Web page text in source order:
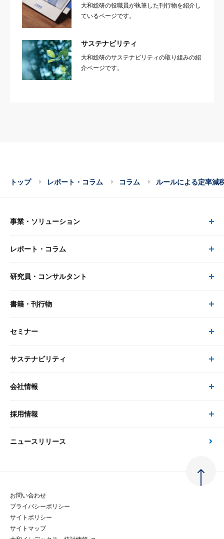
大和総研の役職員が執筆した刊行物を紹介し
ているページです。
サステナビリティ
大和総研のサステナビリティの取り組みの紹
介ページです。
トップ レポート・コラム コラム ルールによる定率減
事業・ソリューション
事業・ソリューション トップ
リサーチ
大和総研の強み
先端テクノロジーに基づく新たな価値の創出
レポート・コラム
レポート・コラム トップ
最新のレポート・コラム
政策分析
金融経済教育等
研究員・コンサルタント
研究員・コンサルタント トップ
研究員
書籍・刊行物
書籍・刊行物 トップ
書籍
セミナー
セミナー トップ
現在受付中のセミナー・イベント
サステナビリティ
サステナビリティの取り組み
次世代社会への貢献
マルチステークホルダー方針
会社情報
会社情報 トップ
会社概要・役員一覧
大和総研の歩み
採用情報
採用情報 トップ
経験者採用
ニュースリリース
お問い合わせ
プライバシーポリシー
サイトポリシー
サイトマップ